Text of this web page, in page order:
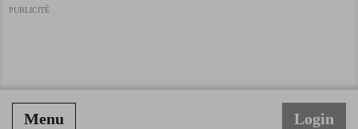
PUBLICITÉ
Menu Login